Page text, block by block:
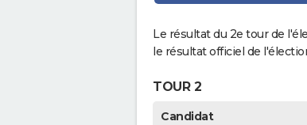
Le résultat du 2e tour de
le résultat officiel de
TOUR 2
Candidat